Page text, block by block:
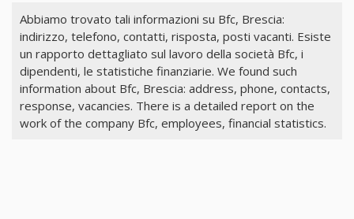
Abbiamo trovato tali informazioni su Bfc, Brescia:
indirizzo, telefono, contatti, risposta, posti vacanti. Esiste
un rapporto dettagliato sul lavoro della società Bfc, i
dipendenti, le statistiche finanziarie. We found such
information about Bfc, Brescia: address, phone, contacts,
response, vacancies. There is a detailed report on the
work of the company Bfc, employees, financial statistics.